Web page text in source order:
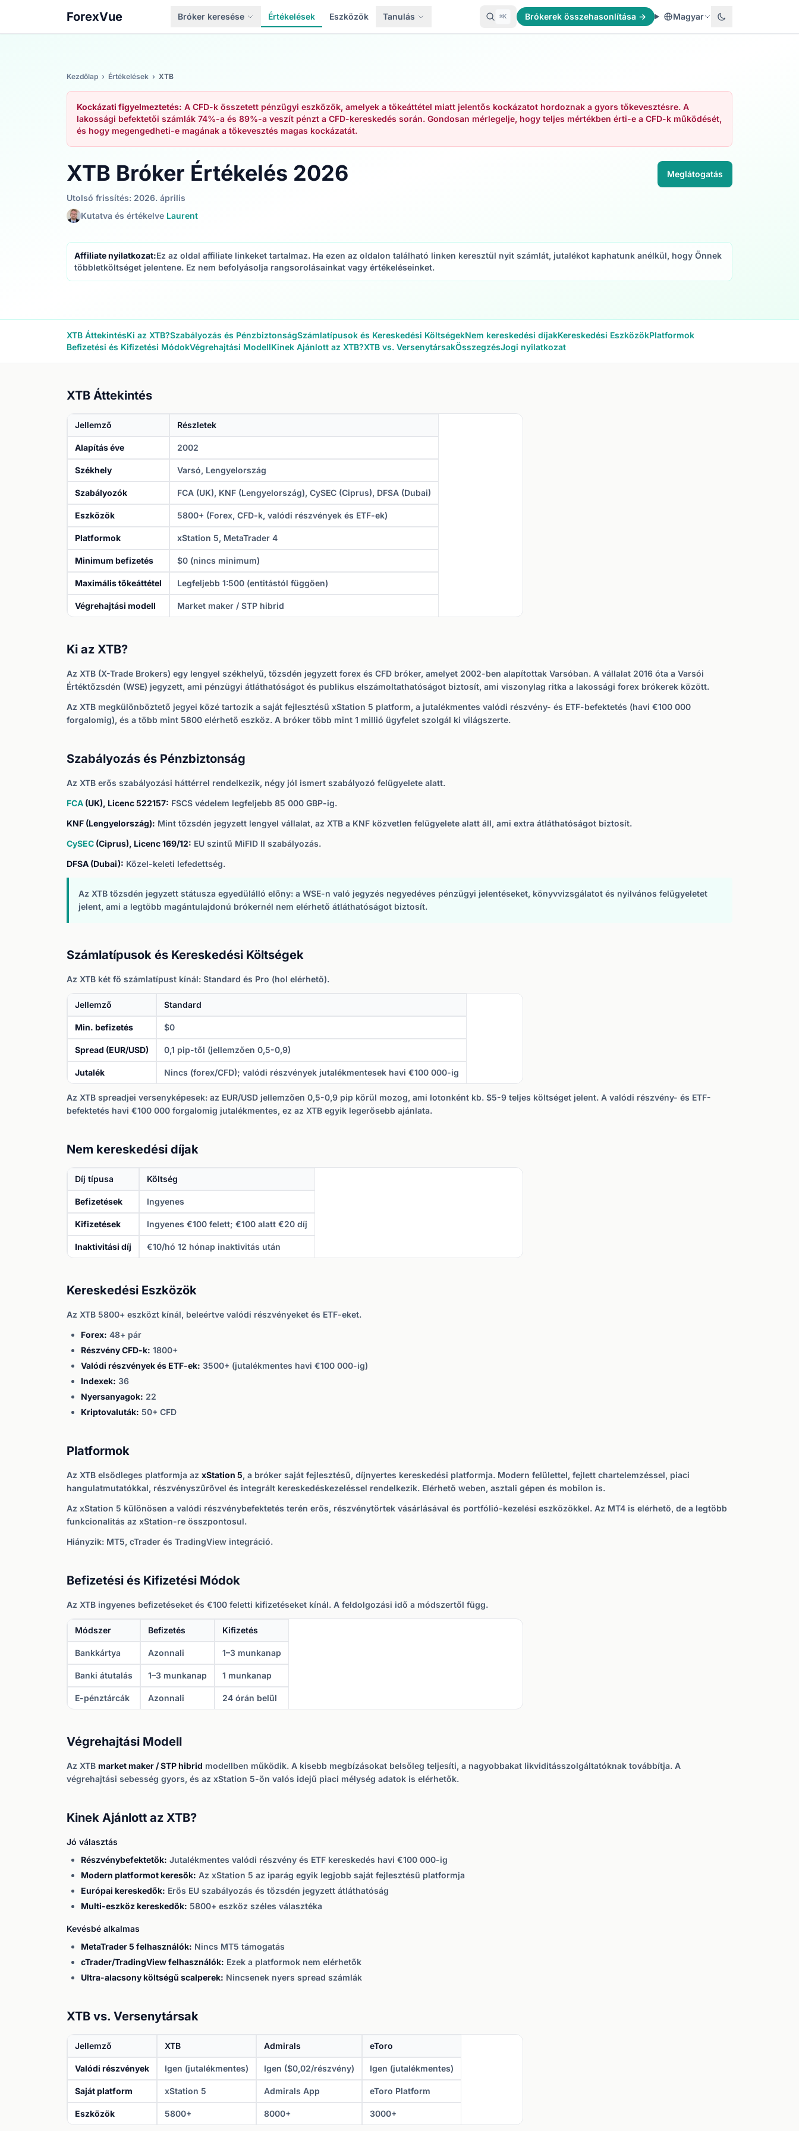
ForexVue Bróker keresése Értékelések Eszközök Tanulás ⌘K Brókerek összehasonlítása → Magyar
Kezdőlap › Értékelések › XTB
Kockázati figyelmeztetés: A CFD-k összetett pénzügyi eszközök, amelyek a tőkeáttétel miatt jelentős kockázatot hordoznak a gyors tőkevesztésre. A
lakossági befektetői számlák 74%-a és 89%-a veszít pénzt a CFD-kereskedés során. Gondosan mérlegelje, hogy teljes mértékben érti-e a CFD-k működését,
és hogy megengedheti-e magának a tőkevesztés magas kockázatát.
XTB Bróker Értékelés 2026
Utolsó frissítés: 2026. április
Kutatva és értékelve Laurent
Meglátogatás
Affiliate nyilatkozat:Ez az oldal affiliate linkeket tartalmaz. Ha ezen az oldalon található linken keresztül nyit számlát, jutalékot kaphatunk anélkül, hogy Önnek
többletköltséget jelentene. Ez nem befolyásolja rangsorolásainkat vagy értékeléseinket.
XTB ÁttekintésKi az XTB?Szabályozás és PénzbiztonságSzámlatípusok és Kereskedési KöltségekNem kereskedési díjakKereskedési EszközökPlatformok
Befizetési és Kifizetési MódokVégrehajtási ModellKinek Ajánlott az XTB?XTB vs. VersenytársakÖsszegzésJogi nyilatkozat
XTB Áttekintés
Jellemző Részletek
Alapítás éve 2002
Székhely Varsó, Lengyelország
Szabályozók FCA (UK), KNF (Lengyelország), CySEC (Ciprus), DFSA (Dubai)
Eszközök 5800+ (Forex, CFD-k, valódi részvények és ETF-ek)
Platformok xStation 5, MetaTrader 4
Minimum befizetés $0 (nincs minimum)
Maximális tőkeáttétel Legfeljebb 1:500 (entitástól függően)
Végrehajtási modell Market maker / STP hibrid
Ki az XTB?
Az XTB (X-Trade Brokers) egy lengyel székhelyű, tőzsdén jegyzett forex és CFD bróker, amelyet 2002-ben alapítottak Varsóban. A vállalat 2016 óta a Varsói
Értéktőzsdén (WSE) jegyzett, ami pénzügyi átláthatóságot és publikus elszámoltathatóságot biztosít, ami viszonylag ritka a lakossági forex brókerek között.
Az XTB megkülönböztető jegyei közé tartozik a saját fejlesztésű xStation 5 platform, a jutalékmentes valódi részvény- és ETF-befektetés (havi €100 000
forgalomig), és a több mint 5800 elérhető eszköz. A bróker több mint 1 millió ügyfelet szolgál ki világszerte.
Szabályozás és Pénzbiztonság
Az XTB erős szabályozási háttérrel rendelkezik, négy jól ismert szabályozó felügyelete alatt.
FCA (UK), Licenc 522157: FSCS védelem legfeljebb 85 000 GBP-ig.
KNF (Lengyelország): Mint tőzsdén jegyzett lengyel vállalat, az XTB a KNF közvetlen felügyelete alatt áll, ami extra átláthatóságot biztosít.
CySEC (Ciprus), Licenc 169/12: EU szintű MiFID II szabályozás.
DFSA (Dubai): Közel-keleti lefedettség.
Az XTB tőzsdén jegyzett státusza egyedülálló előny: a WSE-n való jegyzés negyedéves pénzügyi jelentéseket, könyvvizsgálatot és nyilvános felügyeletet
jelent, ami a legtöbb magántulajdonú brókernél nem elérhető átláthatóságot biztosít.
Számlatípusok és Kereskedési Költségek
Az XTB két fő számlatípust kínál: Standard és Pro (hol elérhető).
Jellemző Standard
Min. befizetés $0
Spread (EUR/USD) 0,1 pip-től (jellemzően 0,5-0,9)
Jutalék Nincs (forex/CFD); valódi részvények jutalékmentesek havi €100 000-ig
Az XTB spreadjei versenyképesek: az EUR/USD jellemzően 0,5-0,9 pip körül mozog, ami lotonként kb. $5-9 teljes költséget jelent. A valódi részvény- és ETF-
befektetés havi €100 000 forgalomig jutalékmentes, ez az XTB egyik legerősebb ajánlata.
Nem kereskedési díjak
Díj típusa Költség
Befizetések Ingyenes
Kifizetések Ingyenes €100 felett; €100 alatt €20 díj
Inaktivitási díj €10/hó 12 hónap inaktivitás után
Kereskedési Eszközök
Az XTB 5800+ eszközt kínál, beleértve valódi részvényeket és ETF-eket.
Forex: 48+ pár
Részvény CFD-k: 1800+
Valódi részvények és ETF-ek: 3500+ (jutalékmentes havi €100 000-ig)
Indexek: 36
Nyersanyagok: 22
Kriptovaluták: 50+ CFD
Platformok
Az XTB elsődleges platformja az xStation 5, a bróker saját fejlesztésű, díjnyertes kereskedési platformja. Modern felülettel, fejlett chartelemzéssel, piaci
hangulatmutatókkal, részvényszűrővel és integrált kereskedéskezeléssel rendelkezik. Elérhető weben, asztali gépen és mobilon is.
Az xStation 5 különösen a valódi részvénybefektetés terén erős, részvénytörtek vásárlásával és portfólió-kezelési eszközökkel. Az MT4 is elérhető, de a legtöbb
funkcionalitás az xStation-re összpontosul.
Hiányzik: MT5, cTrader és TradingView integráció.
Befizetési és Kifizetési Módok
Az XTB ingyenes befizetéseket és €100 feletti kifizetéseket kínál. A feldolgozási idő a módszertől függ.
Módszer Befizetés Kifizetés
Bankkártya Azonnali 1–3 munkanap
Banki átutalás 1–3 munkanap 1 munkanap
E-pénztárcák Azonnali 24 órán belül
Végrehajtási Modell
Az XTB market maker / STP hibrid modellben működik. A kisebb megbízásokat belsőleg teljesíti, a nagyobbakat likviditásszolgáltatóknak továbbítja. A
végrehajtási sebesség gyors, és az xStation 5-ön valós idejű piaci mélység adatok is elérhetők.
Kinek Ajánlott az XTB?
Jó választás
Részvénybefektetők: Jutalékmentes valódi részvény és ETF kereskedés havi €100 000-ig
Modern platformot keresők: Az xStation 5 az iparág egyik legjobb saját fejlesztésű platformja
Európai kereskedők: Erős EU szabályozás és tőzsdén jegyzett átláthatóság
Multi-eszköz kereskedők: 5800+ eszköz széles választéka
Kevésbé alkalmas
MetaTrader 5 felhasználók: Nincs MT5 támogatás
cTrader/TradingView felhasználók: Ezek a platformok nem elérhetők
Ultra-alacsony költségű scalperek: Nincsenek nyers spread számlák
XTB vs. Versenytársak
Jellemző XTB Admirals eToro
Valódi részvények Igen (jutalékmentes) Igen ($0,02/részvény) Igen (jutalékmentes)
Saját platform xStation 5 Admirals App eToro Platform
Eszközök 5800+ 8000+ 3000+